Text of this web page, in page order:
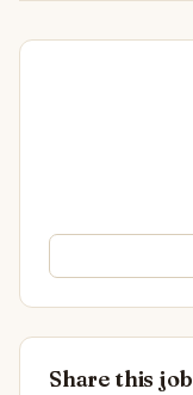
Share this job